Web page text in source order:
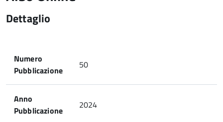
Dettaglio
Numero
Pubblicazione
50
Anno
Pubblicazione
2024